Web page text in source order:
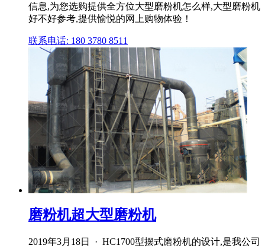
信息,为您选购提供全方位大型磨粉机怎么样,大型磨粉机
好不好参考,提供愉悦的网上购物体验！
联系电话: 180 3780 8511
磨粉机超大型磨粉机
2019年3月18日 · HC1700型摆式磨粉机的设计,是我公司